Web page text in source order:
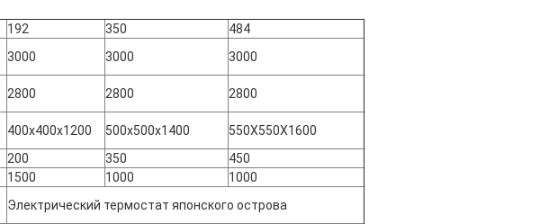
192 350
484
3000 3000
3000
2800 2800
2800
400х400х1200 500х500х1400
550X550X1600
200 350
450
1500 1000
1000
Электрический термостат японского острова